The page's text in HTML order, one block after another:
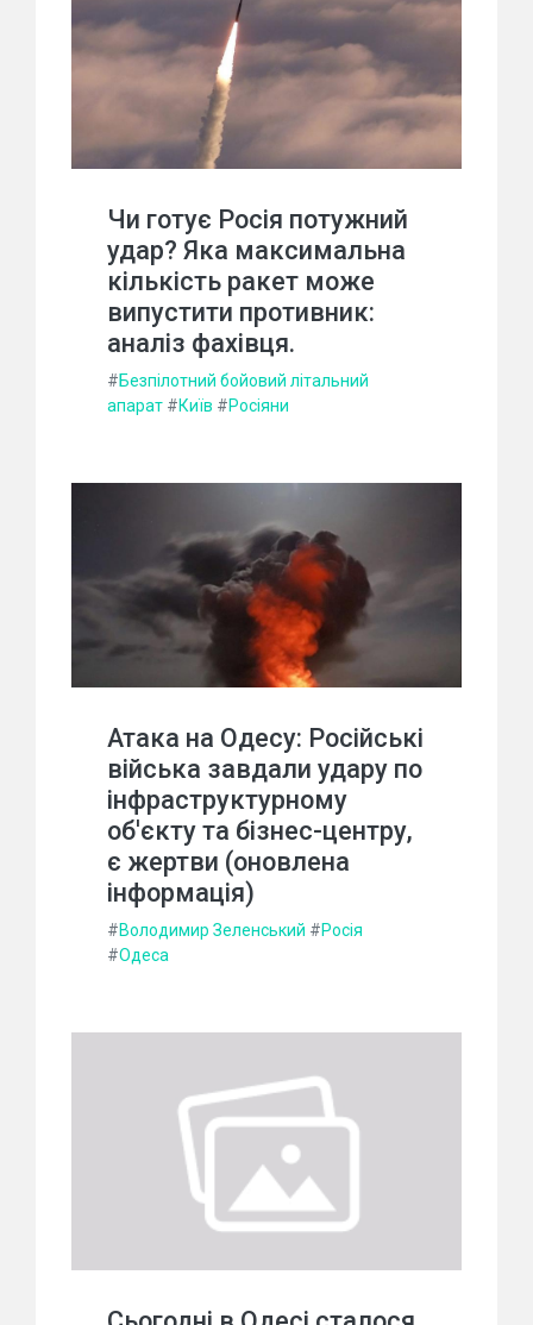
Чи готує Росія потужний
удар? Яка максимальна
кількість ракет може
випустити противник:
аналіз фахівця.
#Безпілотний бойовий літальний
апарат #Київ #Росіяни
Атака на Одесу: Російські
війська завдали удару по
інфраструктурному
об'єкту та бізнес-центру,
є жертви (оновлена
інформація)
#Володимир Зеленський #Росія
#Одеса